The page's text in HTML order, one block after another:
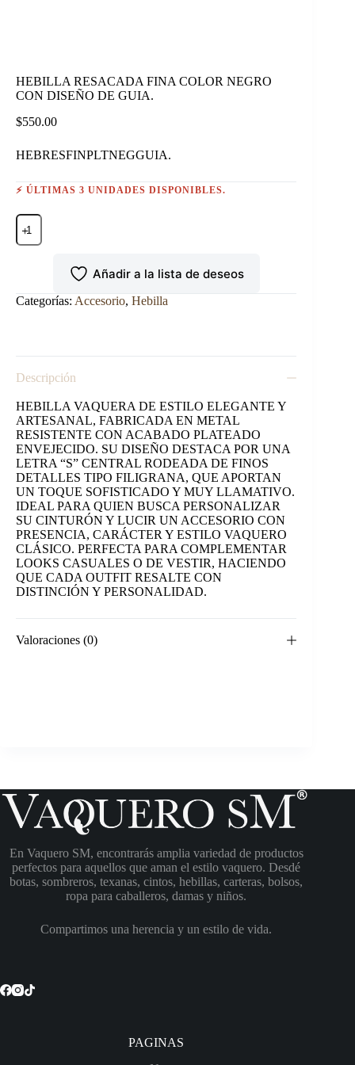
HEBILLA RESACADA FINA COLOR NEGRO
CON DISEÑO DE GUIA.
$550.00
HEBRESFINPLTNEGGUIA.
⚡ ÚLTIMAS 3 UNIDADES DISPONIBLES.
HEBILLA
RESACADA
FINA
DISEÑO
Añadir a la lista de deseos
Categorías: Accesorio, Hebilla
Descripción
HEBILLA VAQUERA DE ESTILO ELEGANTE Y
ARTESANAL, FABRICADA EN METAL
RESISTENTE CON ACABADO PLATEADO
ENVEJECIDO. SU DISEÑO DESTACA POR UNA
LETRA “S” CENTRAL RODEADA DE FINOS
DETALLES TIPO FILIGRANA, QUE APORTAN
UN TOQUE SOFISTICADO Y MUY LLAMATIVO.
IDEAL PARA QUIEN BUSCA PERSONALIZAR
SU CINTURÓN Y LUCIR UN ACCESORIO CON
PRESENCIA, CARÁCTER Y ESTILO VAQUERO
CLÁSICO. PERFECTA PARA COMPLEMENTAR
LOOKS CASUALES O DE VESTIR, HACIENDO
QUE CADA OUTFIT RESALTE CON
DISTINCIÓN Y PERSONALIDAD.
Valoraciones (0)
En Vaquero SM, encontrarás amplia variedad de productos
perfectos para aquellos que aman el estilo vaquero. Desdé
botas, sombreros, texanas, cintos, hebillas, carteras, bolsos,
ropa para caballeros, damas y niños.
Compartimos una herencia y un estilo de vida.
PAGINAS